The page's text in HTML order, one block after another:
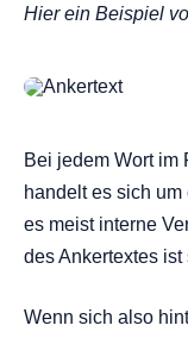
Hier ein Beispiel
Bei jedem Wort im
handelt es sich
es meist interne
des Ankertextes ist
Wenn sich also